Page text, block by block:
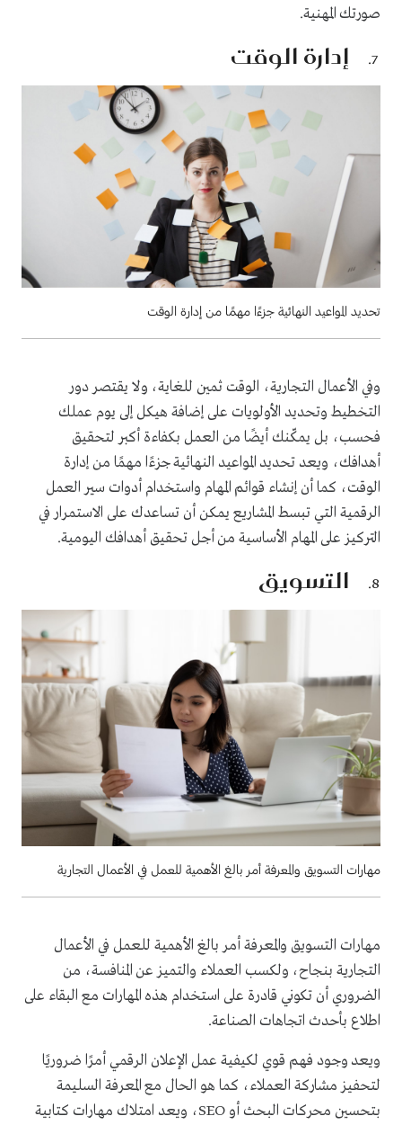
صورتك المهنية.
إدارة الوقت
تحديد المواعيد النهائية جزءًا مهمًا من إدارة الوقت
وفي الأعمال التجارية، الوقت ثمين للغاية، ولا يقتصر دور
التخطيط وتحديد الأولويات على إضافة هيكل إلى يوم عملك
فحسب، بل يمكّنك أيضًا من العمل بكفاءة أكبر لتحقيق
أهدافك، ويعد تحديد المواعيد النهائية جزءًا مهمًا من إدارة
الوقت، كما أن إنشاء قوائم المهام واستخدام أدوات سير العمل
الرقمية التي تبسط المشاريع يمكن أن تساعدك على الاستمرار في
التركيز على المهام الأساسية من أجل تحقيق أهدافك اليومية.
التسويق
مهارات التسويق والمعرفة أمر بالغ الأهمية للعمل في الأعمال التجارية
مهارات التسويق والمعرفة أمر بالغ الأهمية للعمل في الأعمال
التجارية بنجاح، ولكسب العملاء والتميز عن المنافسة، من
الضروري أن تكوني قادرة على استخدام هذه المهارات مع البقاء على
اطلاع بأحدث اتجاهات الصناعة.
ويعد وجود فهم قوي لكيفية عمل الإعلان الرقمي أمرًا ضروريًا
لتحفيز مشاركة العملاء، كما هو الحال مع المعرفة السليمة
بتحسين محركات البحث أو SEO، ويعد امتلاك مهارات كتابية